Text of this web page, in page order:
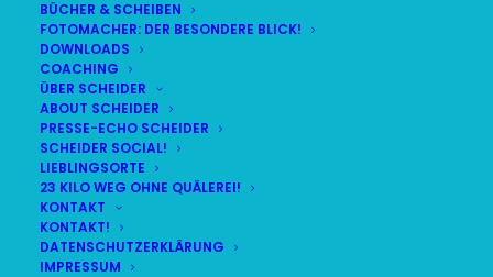
BÜCHER & SCHEIBEN
FOTOMACHER: DER BESONDERE BLICK!
DOWNLOADS
COACHING
ÜBER SCHEIDER
ABOUT SCHEIDER
PRESSE-ECHO SCHEIDER
SCHEIDER SOCIAL!
LIEBLINGSORTE
23 KILO WEG OHNE QUÄLEREI!
KONTAKT
KONTAKT!
DATENSCHUTZERKLÄRUNG
IMPRESSUM